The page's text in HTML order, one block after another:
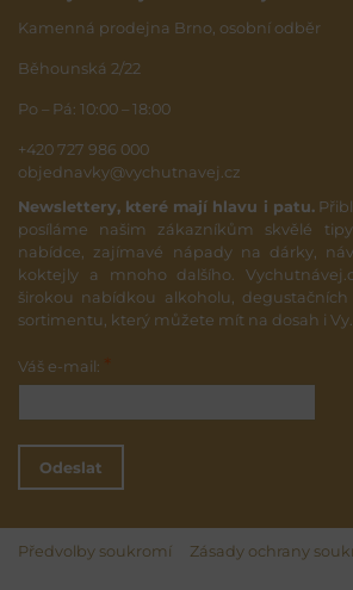
Kamenná prodejna Brno, osobní odběr
Běhounská 2/22
Po – Pá: 10:00 – 18:00
+420 727 986 000
objednavky@vychutnavej.cz
Newslettery, které mají hlavu i patu.
posíláme našim zákazníkům skvělé
nabídce, zajímavé nápady na dárky,
koktejly a mnoho dalšího.
širokou nabídkou alkoholu,
sortimentu, který můžete mít na dosah i Vy.
Váš e-mail:
Odeslat
Předvolby soukromí Zásady ochrany